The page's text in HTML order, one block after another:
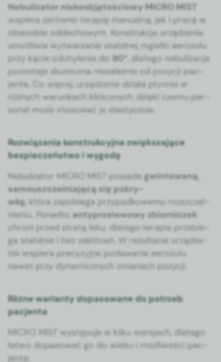
Neb­u­liza­tor niskoob­ję­toś­ciowy MICRO MIST
wspiera zarówno ter­apię man­u­al­ną, jak i pracę w
obwodzie odd­e­chowym. Kon­strukc­ja urządzenia
umożli­wia wyt­warzanie sta­bil­nej mgieł­ki aero­zolu
przy kącie odchyle­nia do 90° , dlat­ego neb­u­liza­c­ja
pozosta­je skutecz­na nieza­leżnie od pozy­cji pac­
jen­ta. Co więcej, urządze­nie dzi­ała płyn­nie w
różnych warunk­ach klin­icznych, dzię­ki czemu per­
son­el może stosować je elasty­cznie.
Rozwiązania konstrukcyjne zwiększające
bezpieczeństwo i wygodę
Neb­u­liza­tor MICRO MIST posi­a­da gwin­towaną,
samouszczel­ni­a­jącą się pokry­
wkę , która zapo­b­ie­ga przy­pad­kowe­mu rozszczel­
nie­niu. Pon­ad­to antyprzele­wowy zbior­niczek
chroni przed stratą leku, dlat­ego ter­apia prze­b­ie­
ga sta­bil­nie i bez zakłóceń. W rezulta­cie urządze­
nie wspiera pre­cyzyjne podawanie aero­zolu
nawet przy dynam­icznych zmi­anach pozy­cji.
Różne warianty dopasowane do potrzeb
pacjenta
MICRO MIST wys­tępu­je w kilku wer­s­jach, dlat­ego
łat­wo dopa­sować go do wieku i możli­woś­ci pac­
jen­ta: